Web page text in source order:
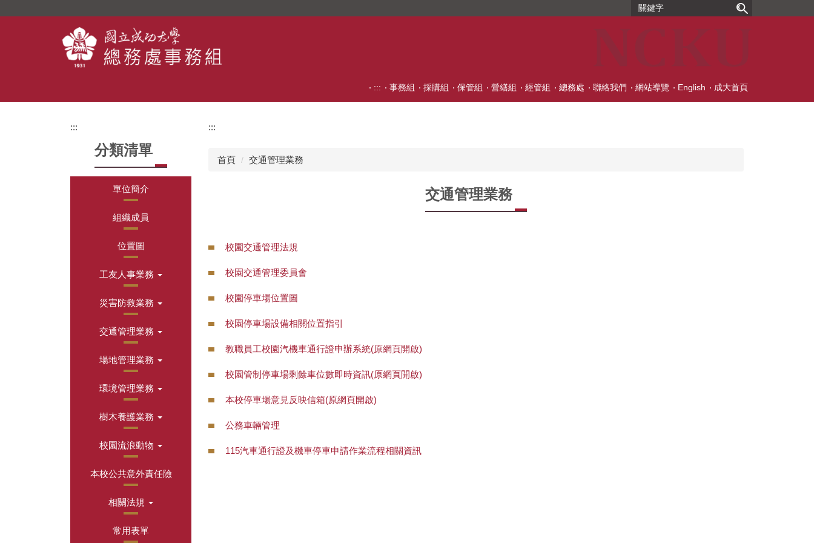
::: 事務組 採購組 保管組 營繕組 經管組 總務處 聯絡我們 網站導覽 English 成大首頁
:::
分類清單
單位簡介
組織成員
位置圖
工友人事業務
災害防救業務
交通管理業務
場地管理業務
環境管理業務
樹木養護業務
校園流浪動物
本校公共意外責任險
相關法規
常用表單
:::
首頁 交通管理業務
交通管理業務
校園交通管理法規
校園交通管理委員會
校園停車場位置圖
校園停車場設備相關位置指引
教職員工校園汽機車通行證申辦系統(原網頁開啟)
校園管制停車場剩餘車位數即時資訊(原網頁開啟)
本校停車場意見反映信箱(原網頁開啟)
公務車輛管理
115汽車通行證及機車停車申請作業流程相關資訊